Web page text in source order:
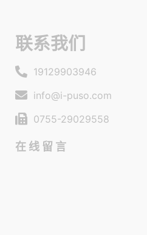
联系我们
19129903946
info@i-puso.com
0755-29029558
在线留言